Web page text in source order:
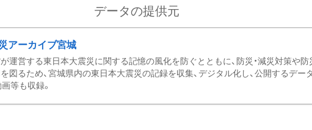
データの提供元
アーカイブ宮城
運営する東日本大震災に関する記憶の風化を防ぐとともに、防災・減災対策や
図るため、宮城県内の東日本大震災の記録を収集、デジタル化し、公開するデー
等も収録。